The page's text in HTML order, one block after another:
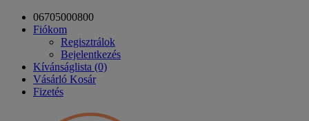
06705000800
Fiókom
Regisztrálok
Bejelentkezés
Kívánságlista (0)
Vásárló Kosár
Fizetés